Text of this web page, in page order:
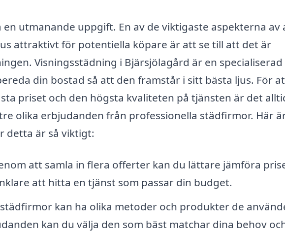
utmanande uppgift. En av de viktigaste aspekterna av
attraktivt för potentiella köpare är att se till att det är
Visningsstädning i Bjärsjölagård är en specialiserad
din bostad så att den framstår i sitt bästa ljus. För
priset och den högsta kvaliteten på tjänsten är det
olika erbjudanden från professionella städfirmor. Här
detta är så viktigt:
att samla in flera offerter kan du lättare jämföra
att hitta en tjänst som passar din budget.
kan ha olika metoder och produkter de
kan du välja den som bäst matchar dina behov